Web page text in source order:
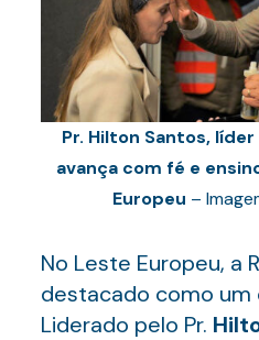
Pr. Hilton Santos, líder
avança com fé e
Europeu –
No Leste Europeu, a
destacado como um
Liderado pelo Pr.